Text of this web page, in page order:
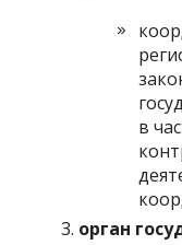
в
орган